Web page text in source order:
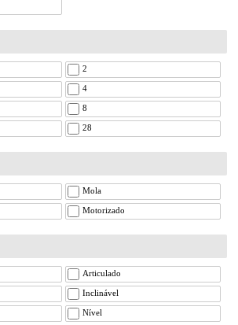
2
4
8
28
Mola
Motorizado
Articulado
Inclinável
Nível